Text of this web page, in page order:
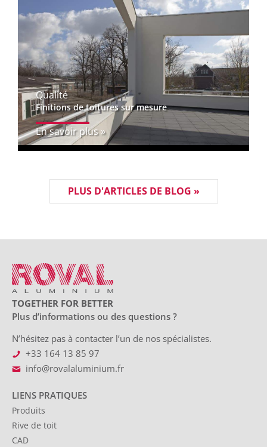
Qualité
Finitions de toitures sur mesure
En savoir plus »
PLUS D'ARTICLES DE BLOG »
TOGETHER FOR BETTER
Plus d’informations ou des questions ?
N’hésitez pas à contacter l’un de nos spécialistes.
+33 164 13 85 97
info@rovalaluminium.fr
LIENS PRATIQUES
Produits
Rive de toit
CAD